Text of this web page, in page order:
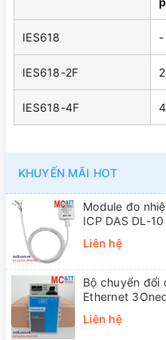
IES618 -
IES618-2F 2
IES618-4F 4
KHUYẾN MÃI HOT
Module đo
ICP DAS DL-10
Liên hệ
Bộ chuyển đổi
Ethernet
Liên hệ